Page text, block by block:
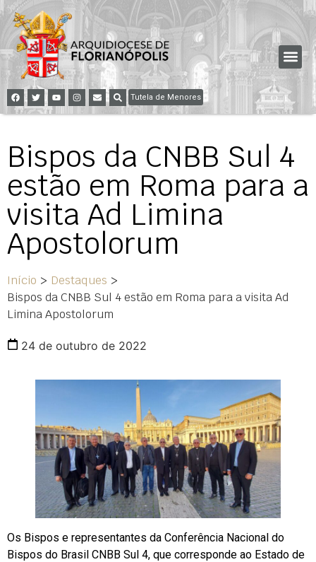
Tutela de Menores
Bispos da CNBB Sul 4
estão em Roma para a
visita Ad Limina
Apostolorum
Início > Destaques >
Bispos da CNBB Sul 4 estão em Roma para a visita Ad
Limina Apostolorum
24 de outubro de 2022
Os Bispos e representantes da Conferência Nacional do
Bispos do Brasil CNBB Sul 4, que corresponde ao Estado de